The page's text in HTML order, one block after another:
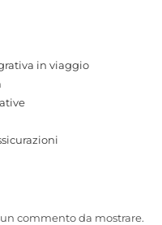
in viaggio
commento da mostrare.